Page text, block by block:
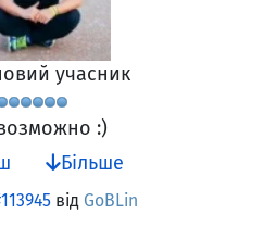
учасник
:)
Більше
від GoBLin